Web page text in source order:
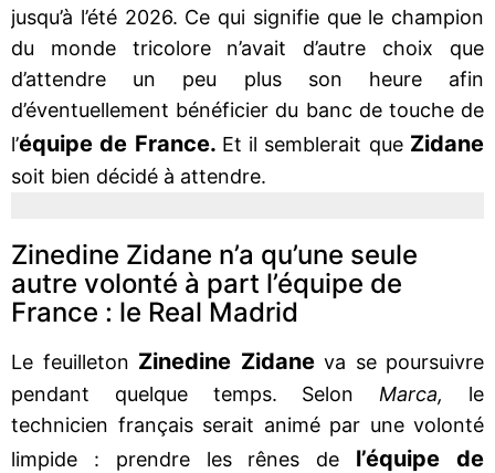
jusqu’à l’été 2026. Ce qui signifie que le champion
du monde tricolore n’avait d’autre choix que
d’attendre un peu plus son heure afin
d’éventuellement bénéficier du banc de touche de
l’équipe de France. Et il semblerait que Zidane
soit bien décidé à attendre.
Zinedine Zidane n’a qu’une seule
autre volonté à part l’équipe de
France : le Real Madrid
Le feuilleton Zinedine Zidane va se poursuivre
pendant quelque temps. Selon Marca,
le
technicien français serait animé par une volonté
limpide : prendre les rênes de l’équipe de